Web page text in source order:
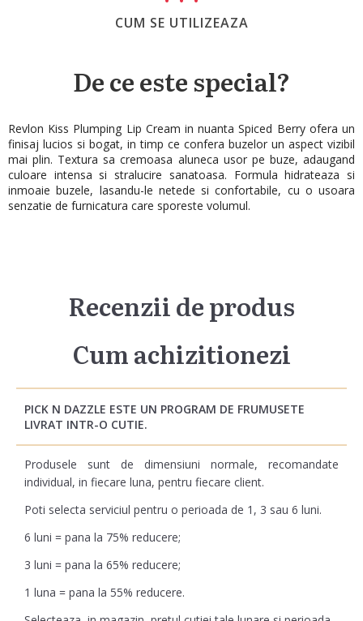
CUM SE UTILIZEAZA
De ce este special?
Revlon Kiss Plumping Lip Cream in nuanta Spiced Berry ofera un
finisaj lucios si bogat, in timp ce confera buzelor un aspect vizibil
mai plin. Textura sa cremoasa aluneca usor pe buze, adaugand
culoare intensa si stralucire sanatoasa. Formula hidrateaza si
inmoaie buzele, lasandu-le netede si confortabile, cu o usoara
senzatie de furnicatura care sporeste volumul.
Recenzii de produs
Cum achizitionezi
PICK N DAZZLE ESTE UN PROGRAM DE FRUMUSETE
LIVRAT INTR-O CUTIE.
Produsele sunt de dimensiuni normale, recomandate
individual, in fiecare luna, pentru fiecare client.
Poti selecta serviciul pentru o perioada de 1, 3 sau 6 luni.
6 luni = pana la 75% reducere;
3 luni = pana la 65% reducere;
1 luna = pana la 55% reducere.